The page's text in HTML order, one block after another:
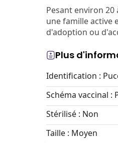
Pesant environ
une famille active
d'adoption ou
Plus
Identification :
Schéma vaccinal :
Stérilisé : Non
Taille : Moyen